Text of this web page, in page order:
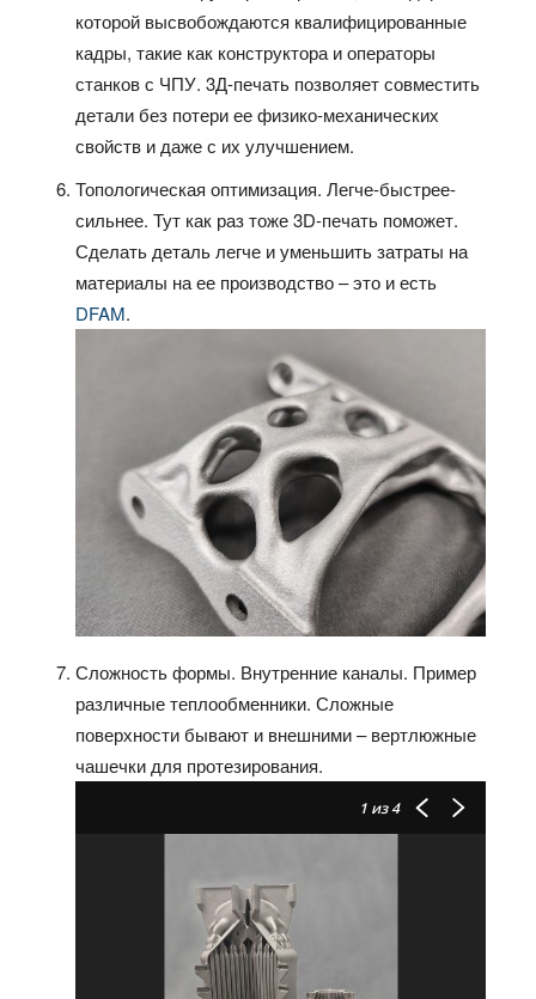
которой высвобождаются квалифицированные
кадры, такие как конструктора и операторы
станков с ЧПУ. 3Д-печать позволяет совместить
детали без потери ее физико-механических
свойств и даже с их улучшением.
Топологическая оптимизация. Легче-быстрее-
сильнее. Тут как раз тоже 3D-печать поможет.
Сделать деталь легче и уменьшить затраты на
материалы на ее производство – это и есть
DFAM.
Сложность формы. Внутренние каналы. Пример
различные теплообменники. Сложные
поверхности бывают и внешними – вертлюжные
чашечки для протезирования.
1из 4